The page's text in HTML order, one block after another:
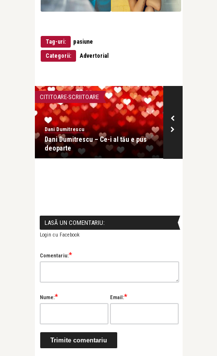
Tag-uri: pasiune
Categorii: Advertorial
CITITOARE-SCRIITOARE
Dani Dumitrescu
Dani Dumitrescu – Ce-i al tău e pus
deoparte
LASĂ UN COMENTARIU:
Login cu Facebook
Comentariu:*
Nume:* Email:*